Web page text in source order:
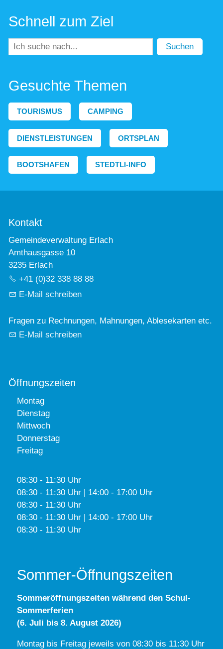
Schnell zum Ziel
Suchen
Gesuchte Themen
TOURISMUS CAMPING
DIENSTLEISTUNGEN ORTSPLAN
BOOTSHAFEN STEDTLI-INFO
Kontakt
Gemeindeverwaltung Erlach
Amthausgasse 10
3235 Erlach
+41 (0)32 338 88 88
E-Mail schreiben
Fragen zu Rechnungen, Mahnungen, Ablesekarten etc.
E-Mail schreiben
Öffnungszeiten
Montag
Dienstag
Mittwoch
Donnerstag
Freitag
08:30 - 11:30 Uhr
08:30 - 11:30 Uhr | 14:00 - 17:00 Uhr
08:30 - 11:30 Uhr
08:30 - 11:30 Uhr | 14:00 - 17:00 Uhr
08:30 - 11:30 Uhr
Sommer-Öffnungszeiten
Sommeröffnungszeiten während den Schul-
Sommerferien
(6. Juli bis 8. August 2026)
Montag bis Freitag jeweils von 08:30 bis 11:30 Uhr